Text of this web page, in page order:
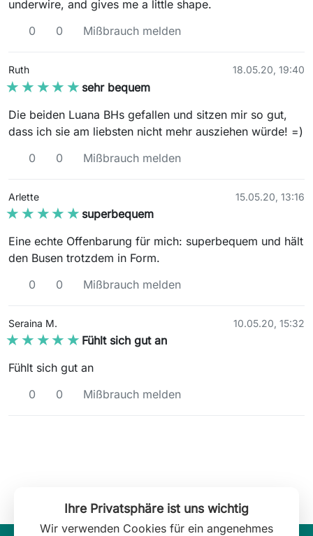
underwire, and gives me a little shape.
0
0 Mißbrauch melden
Ruth 18.05.20, 19:40
★★★★★
★★★★★ sehr bequem
Die beiden Luana BHs gefallen und sitzen mir so gut,
dass ich sie am liebsten nicht mehr ausziehen würde! =)
0
0 Mißbrauch melden
Arlette 15.05.20, 13:16
★★★★★
★★★★★ superbequem
Eine echte Offenbarung für mich: superbequem und hält
den Busen trotzdem in Form.
0
0 Mißbrauch melden
Seraina M. 10.05.20, 15:32
★★★★★
★★★★★ Fühlt sich gut an
Fühlt sich gut an
0
0 Mißbrauch melden
Ihre Privatsphäre ist uns wichtig
Wir verwenden Cookies für ein angenehmes